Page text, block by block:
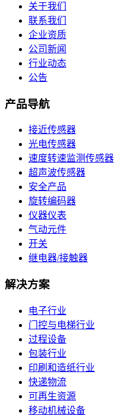
关于我们
联系我们
企业资质
公司新闻
行业动态
公告
产品导航
接近传感器
光电传感器
速度转速监测传感器
超声波传感器
安全产品
旋转编码器
仪器仪表
气动元件
开关
继电器/接触器
解决方案
电子行业
门控与电梯行业
过程设备
包装行业
印刷和造纸行业
快递物流
可再生资源
移动机械设备